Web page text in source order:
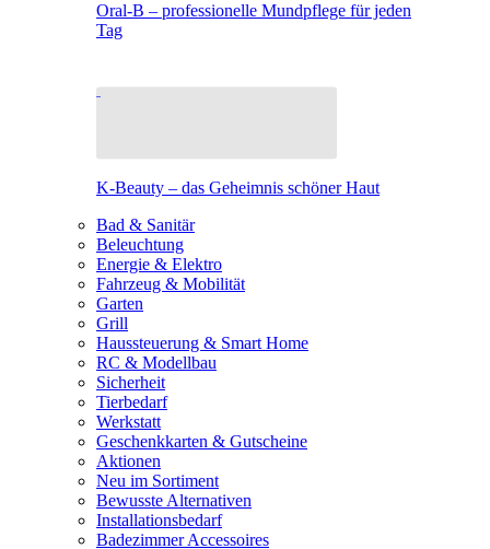
Oral-B – professionelle Mundpflege für jeden
Tag
K-Beauty – das Geheimnis schöner Haut
Bad & Sanitär
Beleuchtung
Energie & Elektro
Fahrzeug & Mobilität
Garten
Grill
Haussteuerung & Smart Home
RC & Modellbau
Sicherheit
Tierbedarf
Werkstatt
Geschenkkarten & Gutscheine
Aktionen
Neu im Sortiment
Bewusste Alternativen
Installationsbedarf
Badezimmer Accessoires